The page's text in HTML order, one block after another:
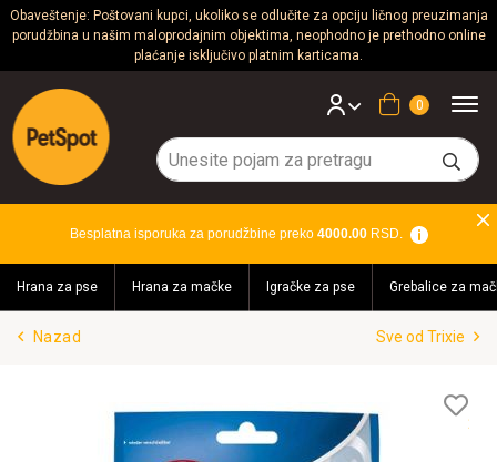
Obaveštenje: Poštovani kupci, ukoliko se odlučite za opciju ličnog preuzimanja
porudžbina u našim maloprodajnim objektima, neophodno je prethodno online
plaćanje isključivo platnim karticama.
Psi
Mačke
Glodari
Akvaristika
Teraristika
Brendovi
Korpa
Besplatna isporuka za porudžbine preko 4000.00RSD.
Hrana za pse Hrana za mačke Igračke za pse Grebalice za
Nazad Sve od Trixie